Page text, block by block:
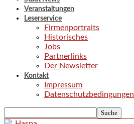
Veranstaltungen
Leserservice
Firmenportraits
Historisches
Jobs
Partnerlinks
Der Newsletter
Kontakt
Impressum
Datenschutzbedingungen